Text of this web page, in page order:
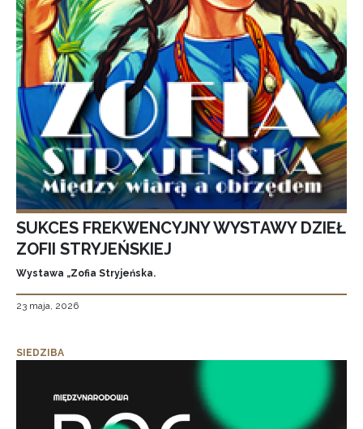
SUKCES FREKWENCYJNY WYSTAWY DZIEŁ
ZOFII STRYJEŃSKIEJ
Wystawa „Zofia Stryjeńska.
23 maja, 2026
SIEDZIBA